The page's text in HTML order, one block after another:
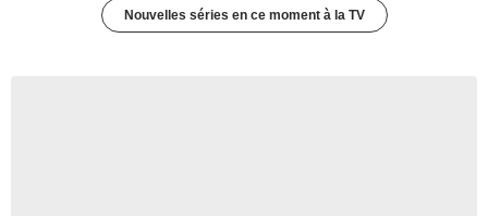
Nouvelles séries en ce moment à la TV